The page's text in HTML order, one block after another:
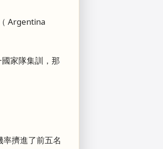
Argentina
家隊集訓，那
擠進了前五名